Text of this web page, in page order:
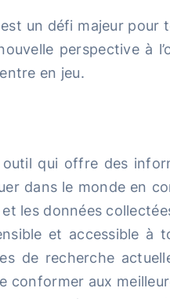
un défi majeur pour
perspective à
en jeu.
qui offre des
dans le monde en
les données
et accessible à
de recherche
conformer aux